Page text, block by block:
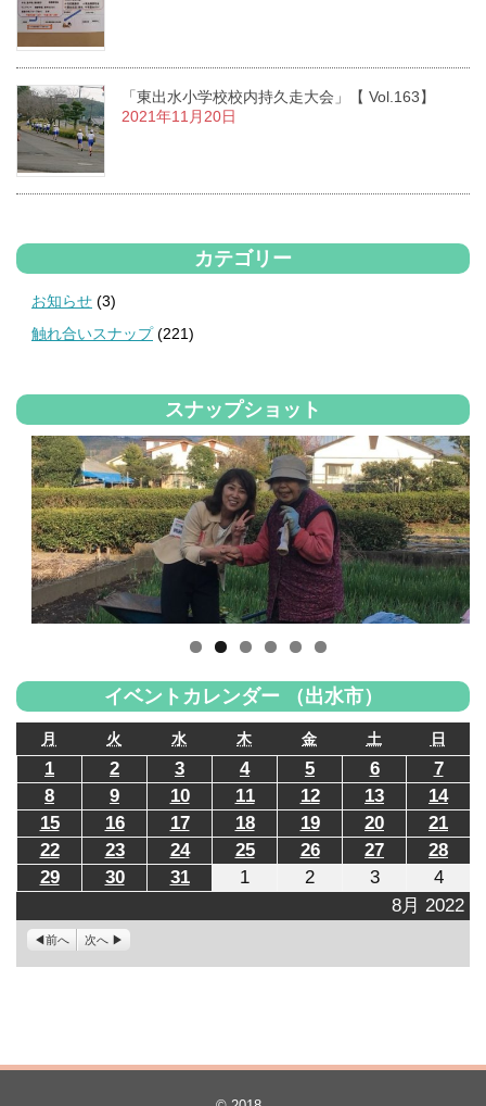
「東出水小学校校内持久走大会」【 Vol.163】
2021年11月20日
カテゴリー
お知らせ (3)
触れ合いスナップ(221)
スナップショット
イベントカレンダー （出水市）
8月 2022
月
曜
火
曜
水
曜
木木
曜
金金
曜
土土
曜
日
曜
12022
年
8
月
1
日
22022
年
8
月
2
日
32022
年
8
月
3
日
42022
年
8
月
4
日
52022
年
8
月
5
日
62022
年
8
月
6
日
72022
年
8
月
7
日
82022
年
8
月
8
日
92022
年
8
月
9
日
102022
年
8
月
10
日
112022
年
8
月
11
122022
年
8
月
12
132022
年
8
月
13
142022
年
8
月
14
152022
年
8
月
15
162022
年
8
月
16
172022
年
8
17
182022
年
8
18
192022
年
8
19
202022
年
8
20
日
212022
年
8
21
日
222022
年
8
22
日
232022
年
8
23
日
242022
年
8
24
252022
年
25
262022
年
26
272022
年
月
27
282022
年
月
28
292022
年
月
29
日
302022
年
月
30
日
312022
年
日
12022
年
日
22022
年
日
32022
年
日
42022
年
9
日
前へ 次へ